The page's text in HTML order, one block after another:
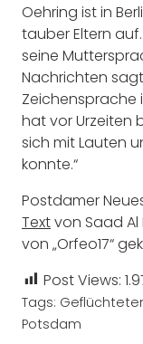
Oehring ist in
tauber Eltern
seine
Nachrichten
Zeichensprache
hat vor Urzeiten
sich mit Lauten
konnte.“
Postdamer
Textvon Saad
von „Orfeo17“
Post Views:
Tags:
Potsdam